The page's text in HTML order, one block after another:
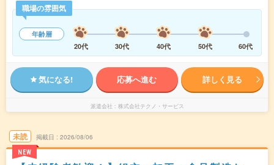
職場の雰囲気
年齢層
20代
30代 40代 50代 60代
気になる! 応募へ進む 詳しく見る
派遣会社 株式会社テクノ・サービス
未読
NEW
掲載日 2026/08/06